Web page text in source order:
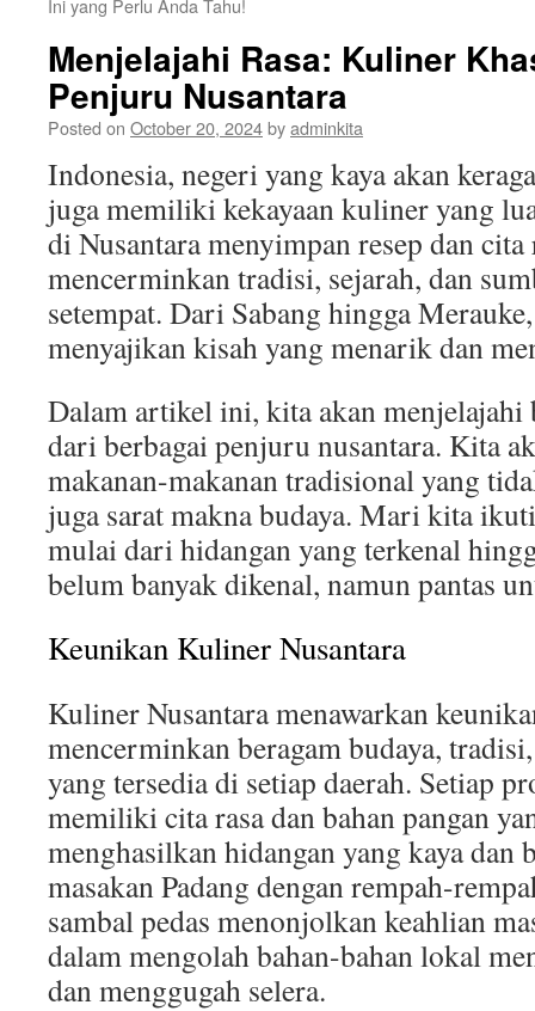
Ini yang Perlu Anda Tahu!
Menjelajahi Rasa: Kuliner
Penjuru Nusantara
Posted on October 20, 2024byadminkita
Indonesia, negeri yang kaya akan
juga memiliki kekayaan kuliner yang
di Nusantara menyimpan resep dan
mencerminkan tradisi, sejarah, dan
setempat. Dari Sabang hingga
menyajikan kisah yang menarik dan
Dalam artikel ini, kita akan menjelajahi
dari berbagai penjuru nusantara. Kita
makanan-makanan tradisional yang
juga sarat makna budaya. Mari kita
mulai dari hidangan yang terkenal
belum banyak dikenal, namun pantas
Keunikan Kuliner Nusantara
Kuliner Nusantara menawarkan
mencerminkan beragam budaya,
yang tersedia di setiap daerah. Setiap
memiliki cita rasa dan bahan pangan
menghasilkan hidangan yang kaya dan
masakan Padang dengan rempah-
sambal pedas menonjolkan keahlian
dalam mengolah bahan-bahan lokal
dan menggugah selera.